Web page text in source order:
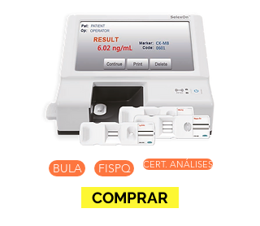
BULA FISPQ CERT. ANÁLISES
COMPRAR